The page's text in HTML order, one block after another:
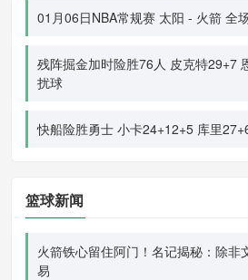
01月06日NBA常规赛 太阳 - 火箭 全
残阵掘金加时险胜76人 皮克特29+7
扰球
快船险胜勇士 小卡24+12+5 库里
篮球新闻
火箭铁心留住阿门！名记揭秘：除非
易